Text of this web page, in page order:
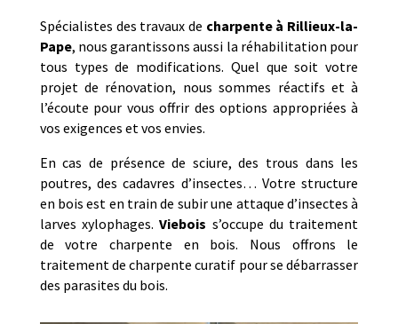
Spécialistes des travaux de charpente à Rillieux-la-
Pape, nous garantissons aussi la réhabilitation pour
tous types de modifications. Quel que soit votre
projet de rénovation, nous sommes réactifs et à
l’écoute pour vous offrir des options appropriées à
vos exigences et vos envies.
En cas de présence de sciure, des trous dans les
poutres, des cadavres d’insectes… Votre structure
en bois est en train de subir une attaque d’insectes à
larves xylophages.Viebois s’occupe du traitement
de votre charpente en bois. Nous offrons le
traitement de charpente curatif pour se débarrasser
des parasites du bois.